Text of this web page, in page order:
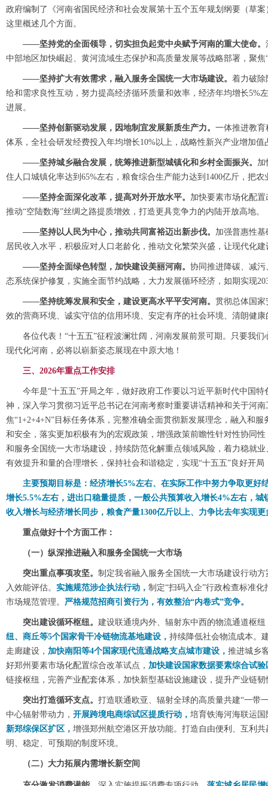
政府编制了《河南省国民经济和社会发展第十五个五年规划纲要（草
这里概述几个方面。
——坚持党的全面领导，切实担负起党中央赋予河南的重大使命。
中部地区加快崛起、黄河流域生态保护和高质量发展等战略部署，聚
——坚持扩大有效需求，融入服务全国统一大市场建设。 着力破除
给和需求良性互动，努力提高经济循环质量和效率，经济年均增长
进展。
——坚持创新驱动发展，因地制宜发展新质生产力。 一体推进教
体系，全社会研发经费投入年均增长10%以上，战略性新兴产业增加
——坚持城乡融合发展，统筹推进新型城镇化和乡村全面振兴。 加
住人口城镇化率达到65%左右，粮食综合生产能力达到1400亿斤，把
——坚持全面深化改革，提高对外开放水平。 加快要素市场化配
推动“空陆数海”丝绸之路提质增效，打造更具竞争力的内陆开放高地。
——坚持以人民为中心，推动共同富裕迈出新步伐。 加强普惠性
居民收入水平，积极应对人口老龄化，推动文化繁荣兴盛，让现代化
——坚持全面绿色转型，加快建设美丽河南。 协同推进降碳、减
态系统保护修复，实施全面节约战略，大力发展循环经济，如期实现
——坚持统筹发展和安全，建设更高水平平安河南。 贯彻总体国
效的营商环境、诚实守信的信用环境、安定有序的社会环境、清朗健
各位代表！“十五五”征程波澜壮阔，河南发展前景可期。只要我
现代化河南，必将以崭新姿态展现在中原大地！
三、2026年重点工作安排
今年是“十五五”开局之年，做好政府工作要以习近平新时代中国
神，深入学习贯彻习近平总书记在河南考察时重要讲话精神和关于河
焦“1+2+4+N”目标任务体系，完整准确全面贯彻新发展理念，融入和
和安全，落实更加积极有为的宏观政策，增强政策前瞻性针对性协同
和服务全国统一大市场建设，持续防范化解重点领域风险，着力稳就
有效提升和量的合理增长，保持社会和谐稳定，实现“十五五”良好开
主要预期目标是：经济增长5%左右、在实际工作中努力争取更
增长5.5%左右，进出口稳量提质，一般公共预算收入增长4%左右，
收入增长与经济增长同步，粮食产量1300亿斤以上、力争比去年实现
重点做好十个方面工作：
（一）纵深推进融入和服务全国统一大市场
突出重点事项攻坚。 制定我省融入服务全国统一大市场建设行动方
入效能评估。 实施规范涉企执法行动， 制定“扫码入企”行政检查标准
市场规范管理。 严格规范招商引资行为，有效整治“内卷式”竞争。
突出建设循环枢纽。 建设联通境内外、辐射东中西的物流通道枢
纽、商丘等5个国家骨干冷链物流基地建设， 持续降低社会物流成本。
走廊建设， 加快南阳等4个国家现代流通战略支点城市建设， 推进城乡
好郑州要素市场化配置综合改革试点， 加快建设国家数据要素综合试
链接枢纽，完善产业配套体系，加快新型基础设施建设，提升产业链
突出打造循环支点。 打造联通欧亚、辐射全球的高质量共建“一带
中心辐射带动力， 开展跨境电商综试区提质行动， 培育铁海河海联运国
新郑综保区扩区， 增强郑州航空港区开放功能。打造自由便利、互利
明、稳定、可预期的制度环境。
（二）大力拓展内需增长新空间